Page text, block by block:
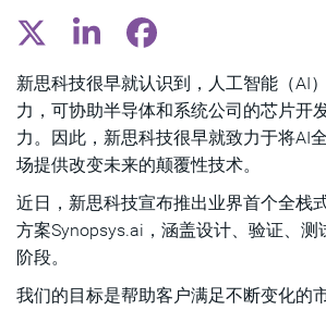
Synopsys.ai整体解决方案
领先企业应用成效显著
ONE Synopsys战略引领技术创新
新思科技很早就认识到，人工智能（AI
力，可协助半导体和系统公司的芯片开
力。因此，新思科技很早就致力于将AI
场提供改变未来的颠覆性技术。
近日，新思科技宣布推出业界首个全栈
方案Synopsys.ai，涵盖设计、验证、测
阶段。
我们的目标是帮助客户满足不断变化的